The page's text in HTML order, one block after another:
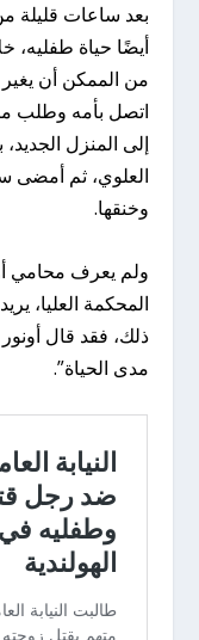
بعد ساعات قليلة
أيضًا حياة طفليه،
من الممكن أن يغير
اتصل بأمه وطلب
إلى المنزل
العلوي، ثم أمضى
وخنقها.
ولم يعرف محامي
المحكمة العليا،
ذلك، فقد قال
مدى الحياة”.